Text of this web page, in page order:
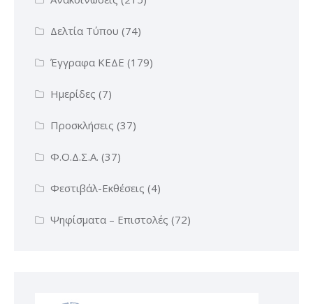
Δελτία Τύπου (74)
Έγγραφα ΚΕΔΕ (179)
Ημερίδες (7)
Προσκλήσεις (37)
Φ.Ο.Δ.Σ.Α. (37)
Φεστιβάλ-Εκθέσεις (4)
Ψηφίσματα – Επιστολές (72)